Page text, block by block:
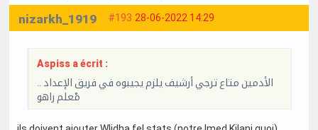
#193 28-06-2022 14:29
nizarkh_1919
Aspiss a écrit :
الأدمين متاع ترجي أرشيف يلزم يجيبوه في فريق الإعداد ..
مْعلم راهو